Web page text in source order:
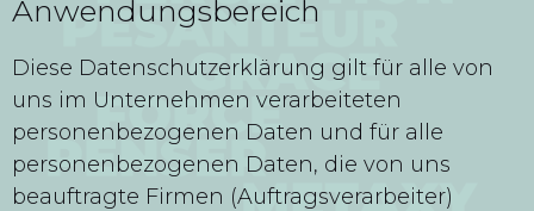
Anwendungsbereich
Diese Datenschutzerklärung gilt für alle von
uns im Unternehmen verarbeiteten
personenbezogenen Daten und für alle
personenbezogenen Daten, die von uns
beauftragte Firmen (Auftragsverarbeiter)